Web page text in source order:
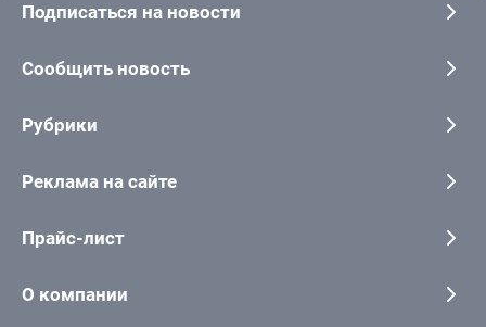
Подписаться на новости
Сообщить новость
Рубрики
Реклама на сайте
Прайс-лист
О компании